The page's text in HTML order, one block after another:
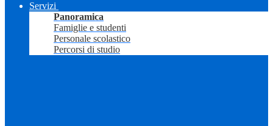
Servizi
Panoramica
Famiglie e studenti
Personale scolastico
Percorsi di studio